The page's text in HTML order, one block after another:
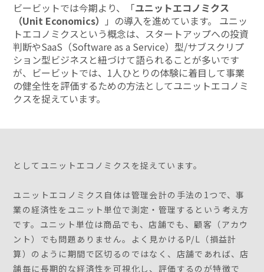
ビービットでは今期より、「ユニットエコノミクス
（Unit Economics）
」の導入を進めています。 ユニッ
トエコノミクスという概念は、スタートアップへの投資
判断やSaaS（Software as a Service）型/サブスクリプ
ション型ビジネスと紐づけて語られることが多いです
が、ビービットでは、1人ひとりの体験に着目して事業
の健全性を評価するための方法としてユニットエコノミ
クスを捉えています。
としてユニットエコノミクスを捉えています。
ユニットエコノミクス自体は管理会計の手法の1つで、事
業の経済性をユニット単位で測定・管理するという考え方
です。ユニット単位は商品でも、店舗でも、顧客（アカウ
ント）でも問題ありません。よく見かけるP/L（損益計
算）のように期間で区切るのではなく、店舗であれば、店
舗毎に長期的な経済性を可視化し、評価するのが特徴で